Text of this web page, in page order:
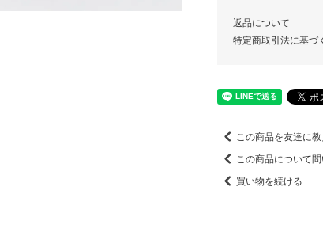
返品について
特定商取引法に基づ
この商品を友達に教
この商品について
買い物を続ける